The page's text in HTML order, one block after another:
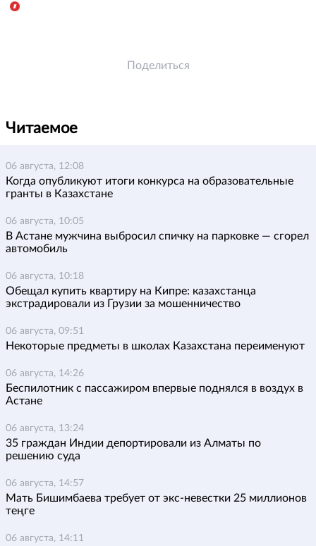
Поделиться
Читаемое
06 августа, 12:08
Когда опубликуют итоги конкурса на образовательные
гранты в Казахстане
06 августа, 10:05
В Астане мужчина выбросил спичку на парковке — сгорел
автомобиль
06 августа, 10:18
Обещал купить квартиру на Кипре: казахстанца
экстрадировали из Грузии за мошенничество
06 августа, 09:51
Некоторые предметы в школах Казахстана переименуют
06 августа, 14:26
Беспилотник с пассажиром впервые поднялся в воздух в
Астане
06 августа, 13:24
35 граждан Индии депортировали из Алматы по
решению суда
06 августа, 14:57
Мать Бишимбаева требует от экс-невестки 25 миллионов
теңге
06 августа, 14:11